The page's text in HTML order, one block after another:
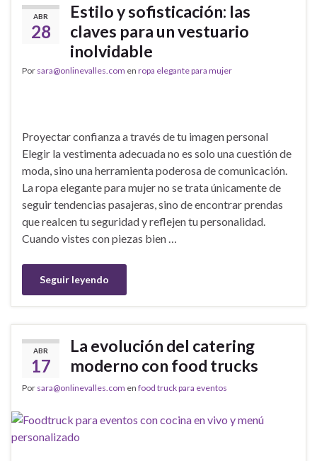
ABR
28
Estilo y sofisticación: las
claves para un vestuario
inolvidable
Por sara@onlinevalles.com en ropa elegante para mujer
Proyectar confianza a través de tu imagen personal
Elegir la vestimenta adecuada no es solo una cuestión de
moda, sino una herramienta poderosa de comunicación.
La ropa elegante para mujer no se trata únicamente de
seguir tendencias pasajeras, sino de encontrar prendas
que realcen tu seguridad y reflejen tu personalidad.
Cuando vistes con piezas bien …
Seguir leyendo
ABR
17
La evolución del catering
moderno con food trucks
Por sara@onlinevalles.com en food truck para eventos